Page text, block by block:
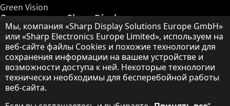
Green Vision
О корпорации Sharp Displays
Sharp Display Solutions
Sharp Global Customer Program
Контакты
Примечание о защите данных
Мы, компания «Sharp Display Solutions Europe GmbH»
или «Sharp Electronics Europe Limited», используем на
веб-сайте файлы Cookies и похожие технологии для
сохранения информации на вашем устройстве и
возможности доступа к ней. Некоторые технологии
технически необходимы для бесперебойной работы
веб-сайта.